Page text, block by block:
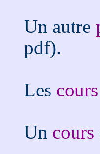
Un autre
pdf).
Les cours
Un cours